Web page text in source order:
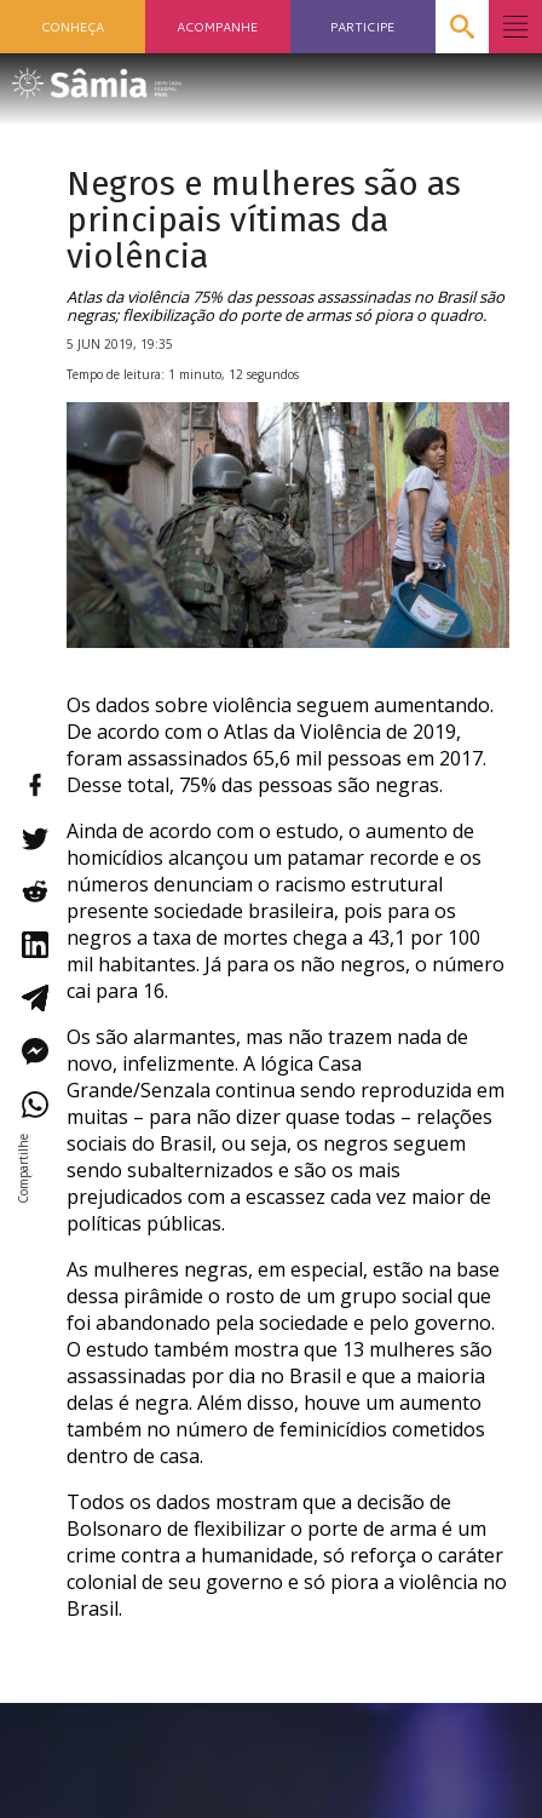
CONHEÇA ACOMPANHE PARTICIPE
Negros e mulheres são as
principais vítimas da
violência
Atlas da violência 75% das pessoas assassinadas no Brasil são
negras; flexibilização do porte de armas só piora o quadro.
5 JUN 2019, 19:35
Tempo de leitura: 1 minuto, 12 segundos
Os dados sobre violência seguem aumentando.
De acordo com o Atlas da Violência de 2019,
foram assassinados 65,6 mil pessoas em 2017.
Desse total, 75% das pessoas são negras.
Ainda de acordo com o estudo, o aumento de
homicídios alcançou um patamar recorde e os
números denunciam o racismo estrutural
presente sociedade brasileira, pois para os
negros a taxa de mortes chega a 43,1 por 100
mil habitantes. Já para os não negros, o número
cai para 16.
Os são alarmantes, mas não trazem nada de
novo, infelizmente. A lógica Casa
Grande/Senzala continua sendo reproduzida em
muitas – para não dizer quase todas – relações
sociais do Brasil, ou seja, os negros seguem
sendo subalternizados e são os mais
prejudicados com a escassez cada vez maior de
políticas públicas.
As mulheres negras, em especial, estão na base
dessa pirâmide o rosto de um grupo social que
foi abandonado pela sociedade e pelo governo.
O estudo também mostra que 13 mulheres são
assassinadas por dia no Brasil e que a maioria
delas é negra. Além disso, houve um aumento
também no número de feminicídios cometidos
dentro de casa.
Todos os dados mostram que a decisão de
Bolsonaro de flexibilizar o porte de arma é um
crime contra a humanidade, só reforça o caráter
colonial de seu governo e só piora a violência no
Brasil.